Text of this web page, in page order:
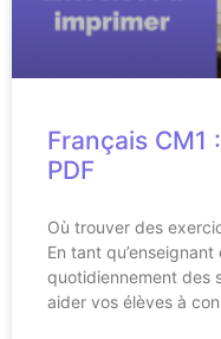
Français CM1
PDF
Où trouver des
En tant
quotidiennement des
aider vos élèves à